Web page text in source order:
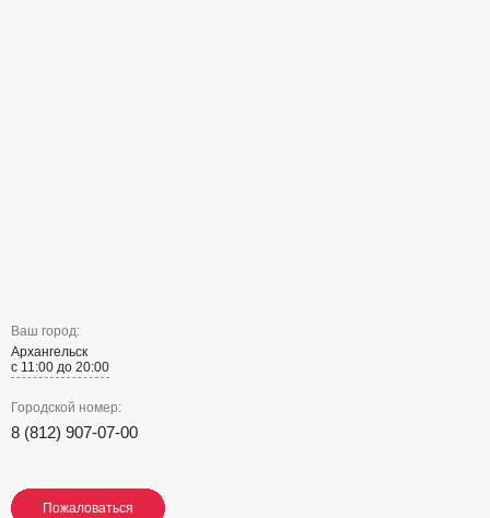
Ваш город:
Архангельск
с 11:00 до 20:00
Городской номер:
8 (812) 907-07-00
Пожаловаться
Пожаловаться
Пожаловаться